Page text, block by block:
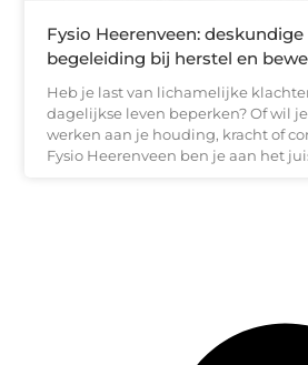
Fysio Heerenveen: deskundige
begeleiding bij herstel en
Heb je last van lichamelijke
dagelijkse leven beperken? Of wil
werken aan je houding, kracht of
Fysio Heerenveen ben je aan het